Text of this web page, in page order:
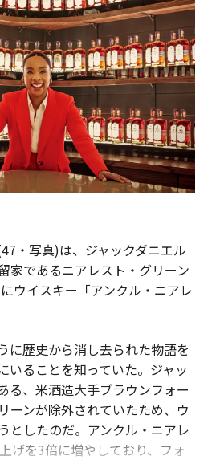
・写真)は、ジャックダニエル
家であるニアレスト・グリーン
ウイスキー「アンクル・ニアレ
に歴史から消し去られた物語を
いることを知っていた。ジャッ
る、米酒造大手ブラウンフォー
ーンが除外されていたため、ウ
としたのだ。アンクル・ニアレ
げを3倍に増やしており、フォ